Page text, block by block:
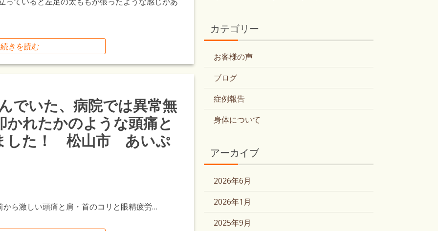
続きを読む
でいた、病院では異常無
れたかのような頭痛と
した！ 松山市 あいぷ
激しい頭痛と肩・首のコリと眼精疲労…
カテゴリー
お客様の声
ブログ
症例報告
身体について
アーカイブ
2026年6月
2026年1月
2025年9月